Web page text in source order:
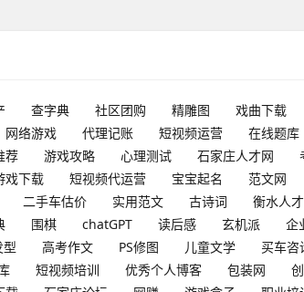
查字典 社区团购 精雕图 戏曲下载
网络游戏 代理记账 短视频运营 在线题库
荐 游戏攻略 心理测试 石家庄人才网
戏下载 短视频代运营 宝宝起名 范文网
二手车估价 实用范文 古诗词 衡水人
围棋 chatGPT 读后感 玄机派 企
型 高考作文 PS修图 儿童文学 买车咨
短视频培训 优秀个人博客 包装网